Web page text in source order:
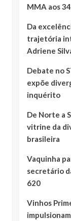
MMA aos
Da
trajetória
Adriene
Debate no
expõe
inquérito
De Norte a
vitrine da
brasileira
Vaquinha
secretário
620
Vinhos